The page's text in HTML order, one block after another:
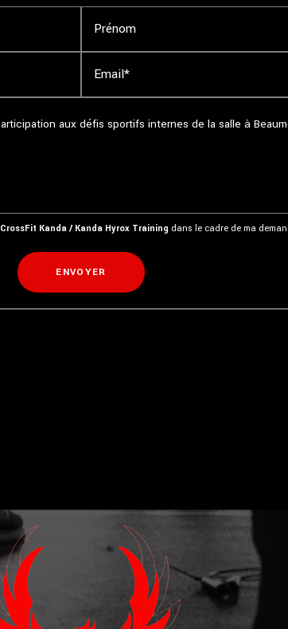
Prénom
Email*
CrossFit Kanda / Kanda Hyrox Training dans le cadre de ma